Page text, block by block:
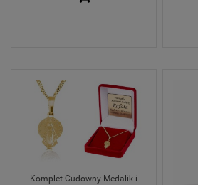
Komplet Cudowny Medalik i